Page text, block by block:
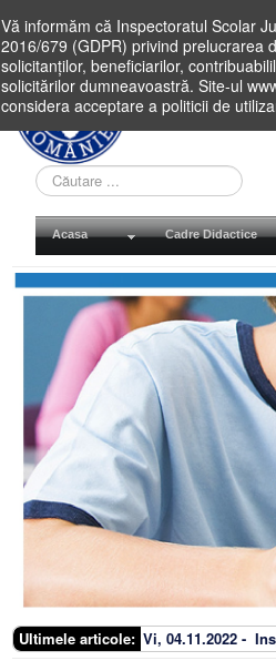
Vă informăm că Inspectoratul Scolar
2016/679 (GDPR) privind prelucrarea
solicitanților, beneficiarilor,
solicitărilor dumneavoastră. Site-ul
considera acceptare a politicii de
Cauta
in
site
Acasa Cadre Didactice
Ultimele articole: Vi, 04.11.2022 -